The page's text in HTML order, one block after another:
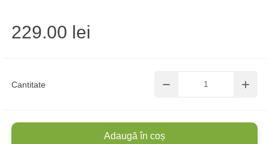
Cantitate
229.00 lei
Adaugă în coș